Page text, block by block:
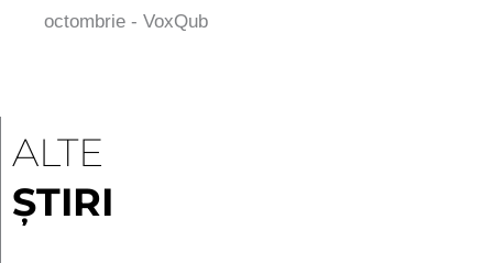
octombrie - VoxQub
ALTE
ȘTIRI